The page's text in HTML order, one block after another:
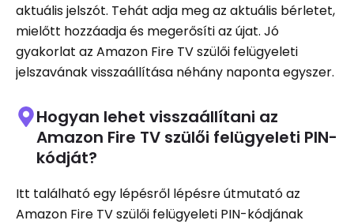
aktuális jelszót. Tehát adja meg az aktuális bérletet,
mielőtt hozzáadja és megerősíti az újat. Jó
gyakorlat az Amazon Fire TV szülői felügyeleti
jelszavának visszaállítása néhány naponta egyszer.
Hogyan lehet visszaállítani az
Amazon Fire TV szülői felügyeleti PIN-
kódját?
Itt található egy lépésről lépésre útmutató az
Amazon Fire TV szülői felügyeleti PIN-kódjának